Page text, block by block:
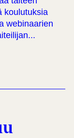
koulutuksia
webinaarien